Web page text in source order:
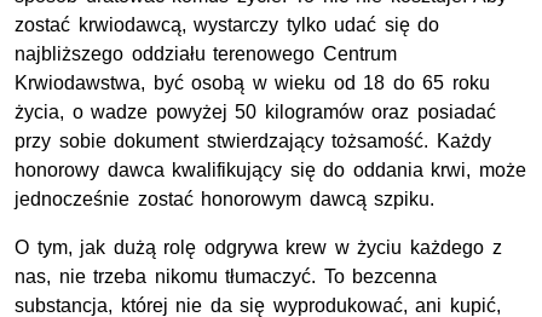
zostać krwiodawcą, wystarczy tylko udać się do
najbliższego oddziału terenowego Centrum
Krwiodawstwa, być osobą w wieku od 18 do 65 roku
życia, o wadze powyżej 50 kilogramów oraz posiadać
przy sobie dokument stwierdzający tożsamość. Każdy
honorowy dawca kwalifikujący się do oddania krwi, może
jednocześnie zostać honorowym dawcą szpiku.
O tym, jak dużą rolę odgrywa krew w życiu każdego z
nas, nie trzeba nikomu tłumaczyć. To bezcenna
substancja, której nie da się wyprodukować, ani kupić,